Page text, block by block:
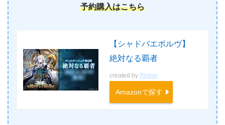
予約購入はこちら
【シャドバエボルヴ】
絶対なる覇者
created by Rinker
Amazonで探す